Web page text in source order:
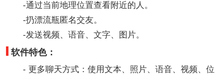
-通过当前地理位置查看附近的人。
-扔漂流瓶匿名交友。
-发送视频、语音、文字、图片。
软件特色：
- 更多聊天方式：使用文本、照片、语音、视频、位